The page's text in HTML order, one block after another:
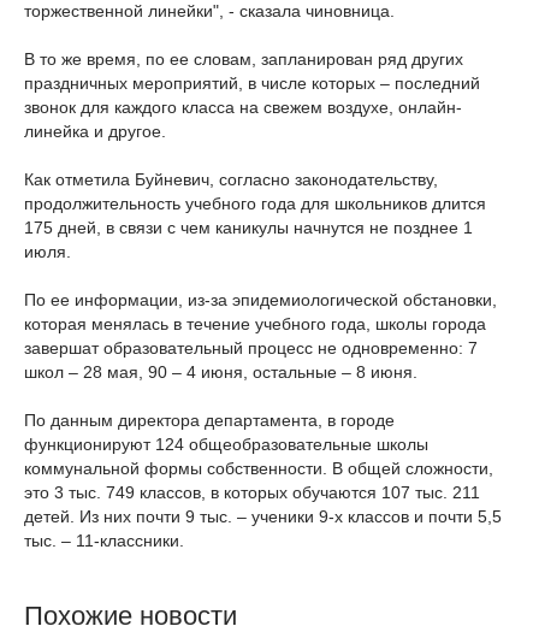
торжественной линейки", - сказала чиновница.
В то же время, по ее словам, запланирован ряд других
праздничных мероприятий, в числе которых – последний
звонок для каждого класса на свежем воздухе, онлайн-
линейка и другое.
Как отметила Буйневич, согласно законодательству,
продолжительность учебного года для школьников длится
175 дней, в связи с чем каникулы начнутся не позднее 1
июля.
По ее информации, из-за эпидемиологической обстановки,
которая менялась в течение учебного года, школы города
завершат образовательный процесс не одновременно: 7
школ – 28 мая, 90 – 4 июня, остальные – 8 июня.
По данным директора департамента, в городе
функционируют 124 общеобразовательные школы
коммунальной формы собственности. В общей сложности,
это 3 тыс. 749 классов, в которых обучаются 107 тыс. 211
детей. Из них почти 9 тыс. – ученики 9-х классов и почти 5,5
тыс. – 11-классники.
Похожие новости